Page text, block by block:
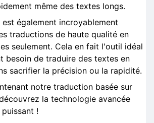
même des textes longs.
également incroyablement
traductions de haute qualité en
seulement. Cela en fait l'outil idéal
besoin de traduire des textes en
sacrifier la précision ou la rapidité.
notre traduction basée sur
la technologie avancée
!